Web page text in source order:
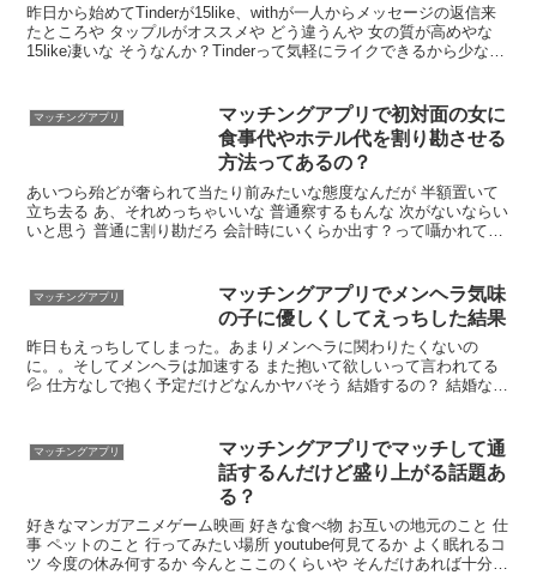
昨日から始めてTinderが15like、withが一人からメッセージの返信来
たところや タップルがオススメや どう違うんや 女の質が高めやな
15like凄いな そうなんか？Tinderって気軽にライクできるから少なす
マッチングアプリ
マッチングアプリで初対面の女に
食事代やホテル代を割り勘させる
方法ってあるの？
あいつら殆どが奢られて当たり前みたいな態度なんだが 半額置いて
立ち去る あ、それめっちゃいいな 普通察するもんな 次がないならい
いと思う 普通に割り勘だろ 会計時にいくらか出す？って囁かれても
の？
マッチングアプリ
マッチングアプリでメンヘラ気味
の子に優しくしてえっちした結果
昨日もえっちしてしまった。あまりメンヘラに関わりたくないの
に。。そしてメンヘラは加速する また抱いて欲しいって言われてる
💦 仕方なしで抱く予定だけどなんかヤバそう 結婚するの？ 結婚なん
マッチングアプリ
マッチングアプリでマッチして通
話するんだけど盛り上がる話題あ
る？
好きなマンガアニメゲーム映画 好きな食べ物 お互いの地元のこと 仕
事 ペットのこと 行ってみたい場所 youtube何見てるか よく眠れるコ
ツ 今度の休み何するか 今んとここのくらいや そんだけあれば十分や